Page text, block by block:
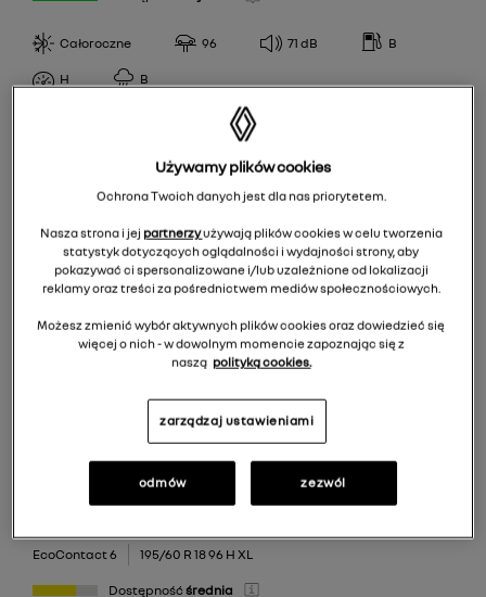
96
WYDAJNOŚĆ PALIWOWA
KLASA PRZYCZEPNOŚCI
POZIOM HAŁASU
69
70
71
72
Całoroczne 96 71 dB B
H B
EPREL
624,00 zł/szt.
Do koszyka 2496,00 zł
Continental
EcoContact 6 195/60 R 18 96 H XL
Dostępność średnia
Używamy plików cookies
Ochrona Twoich danych jest dla nas priorytetem.
Nasza strona i jej partnerzyużywają plików cookies w celu tworzenia
statystyk dotyczących oglądalności i wydajności strony, aby
pokazywać ci spersonalizowane i/lub uzależnione od lokalizacji
reklamy oraz treści za pośrednictwem mediów społecznościowych.
Możesz zmienić wybór aktywnych plików cookies oraz dowiedzieć się
więcej o nich - w dowolnym momencie zapoznając się z
naszą polityką cookies.
zarządzaj ustawieniami
odmów zezwól